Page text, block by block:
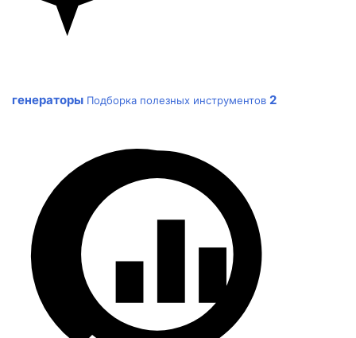
генераторы Подборка полезных инструментов 2